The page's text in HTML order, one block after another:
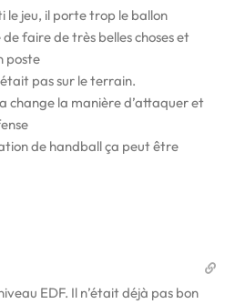
le jeu, il porte trop le ballon
faire de très belles choses et
poste
pas sur le terrain.
change la manière d’attaquer et
de handball ça peut être
EDF. Il n’était déjà pas bon